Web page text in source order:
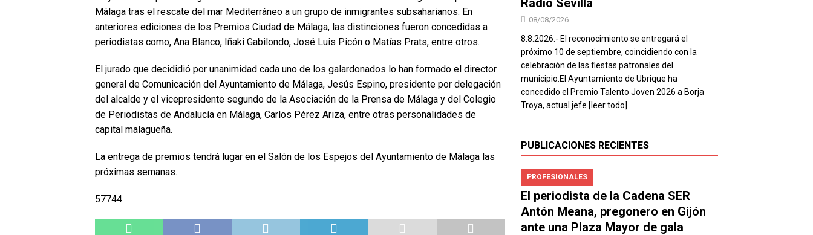
Málaga tras el rescate del mar Mediterráneo a un grupo de inmigrantes subsaharianos. En
anteriores ediciones de los Premios Ciudad de Málaga, las distinciones fueron concedidas a
periodistas como, Ana Blanco, Iñaki Gabilondo, José Luis Picón o Matías Prats, entre otros.
El jurado que decididió por unanimidad cada uno de los galardonados lo han formado el director
general de Comunicación del Ayuntamiento de Málaga, Jesús Espino, presidente por delegación
del alcalde y el vicepresidente segundo de la Asociación de la Prensa de Málaga y del Colegio
de Periodistas de Andalucía en Málaga, Carlos Pérez Ariza, entre otras personalidades de
capital malagueña.
La entrega de premios tendrá lugar en el Salón de los Espejos del Ayuntamiento de Málaga las
próximas semanas.
57744
Radio Sevilla
08/08/2026
8.8.2026.- El reconocimiento se entregará el
próximo 10 de septiembre, coincidiendo con la
celebración de las fiestas patronales del
municipio.El Ayuntamiento de Ubrique ha
concedido el Premio Talento Joven 2026 a Borja
Troya, actual jefe [leer todo]
PUBLICACIONES RECIENTES
PROFESIONALES
El periodista de la Cadena SER
Antón Meana, pregonero en Gijón
ante una Plaza Mayor de gala